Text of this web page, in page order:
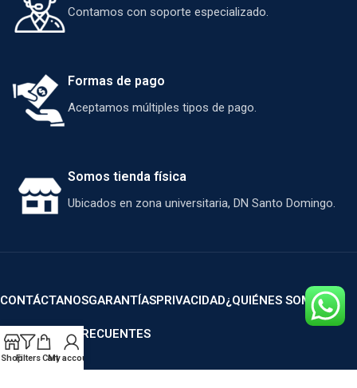
Contamos con soporte especializado.
Formas de pago
Aceptamos múltiples tipos de pago.
Somos tienda física
Ubicados en zona universitaria, DN Santo Domingo.
CONTÁCTANOSGARANTÍASPRIVACIDAD¿QUIÉNES SOMOS?
PREGUNTAS FRECUENTES
ShopFiltersCart
My account